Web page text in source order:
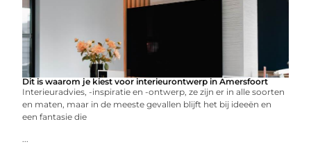
Dit is waarom je kiest voor interieurontwerp in Amersfoort
Interieuradvies, -inspiratie en -ontwerp, ze zijn er in alle soorten
en maten, maar in de meeste gevallen blijft het bij ideeën en
een fantasie die
...